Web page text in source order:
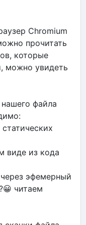
Chromium
прочитать
которые
можно увидеть
файла
виде из кода
эфемерный
читаем